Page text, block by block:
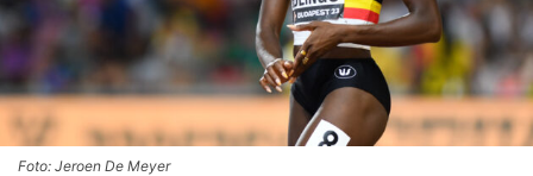
Foto: Jeroen De Meyer